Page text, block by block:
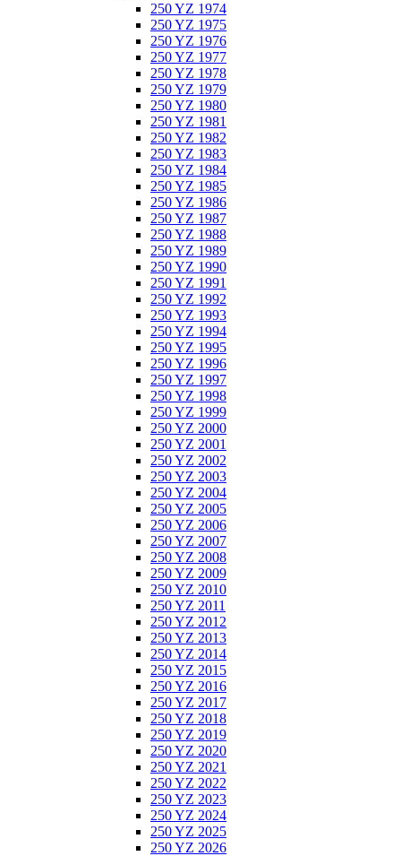
250 YZ 1974
250 YZ 1975
250 YZ 1976
250 YZ 1977
250 YZ 1978
250 YZ 1979
250 YZ 1980
250 YZ 1981
250 YZ 1982
250 YZ 1983
250 YZ 1984
250 YZ 1985
250 YZ 1986
250 YZ 1987
250 YZ 1988
250 YZ 1989
250 YZ 1990
250 YZ 1991
250 YZ 1992
250 YZ 1993
250 YZ 1994
250 YZ 1995
250 YZ 1996
250 YZ 1997
250 YZ 1998
250 YZ 1999
250 YZ 2000
250 YZ 2001
250 YZ 2002
250 YZ 2003
250 YZ 2004
250 YZ 2005
250 YZ 2006
250 YZ 2007
250 YZ 2008
250 YZ 2009
250 YZ 2010
250 YZ 2011
250 YZ 2012
250 YZ 2013
250 YZ 2014
250 YZ 2015
250 YZ 2016
250 YZ 2017
250 YZ 2018
250 YZ 2019
250 YZ 2020
250 YZ 2021
250 YZ 2022
250 YZ 2023
250 YZ 2024
250 YZ 2025
250 YZ 2026